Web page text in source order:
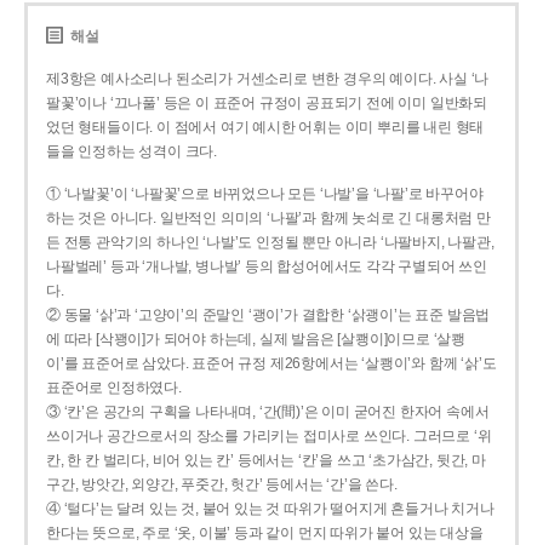
해설
제3항은 예사소리나 된소리가 거센소리로 변한 경우의 예이다. 사실 ‘나
팔꽃’이나 ‘끄나풀’ 등은 이 표준어 규정이 공표되기 전에 이미 일반화되
었던 형태들이다. 이 점에서 여기 예시한 어휘는 이미 뿌리를 내린 형태
들을 인정하는 성격이 크다.
① ‘나발꽃’이 ‘나팔꽃’으로 바뀌었으나 모든 ‘나발’을 ‘나팔’로 바꾸어야
하는 것은 아니다. 일반적인 의미의 ‘나팔’과 함께 놋쇠로 긴 대롱처럼 만
든 전통 관악기의 하나인 ‘나발’도 인정될 뿐만 아니라 ‘나팔바지, 나팔관,
나팔벌레’ 등과 ‘개나발, 병나발’ 등의 합성어에서도 각각 구별되어 쓰인
다.
② 동물 ‘삵’과 ‘고양이’의 준말인 ‘괭이’가 결합한 ‘삵괭이’는 표준 발음법
에 따라 [삭꽹이]가 되어야 하는데, 실제 발음은 [살쾡이]이므로 ‘살쾡
이’를 표준어로 삼았다. 표준어 규정 제26항에서는 ‘살쾡이’와 함께 ‘삵’도
표준어로 인정하였다.
③ ‘칸’은 공간의 구획을 나타내며, ‘간(間)’은 이미 굳어진 한자어 속에서
쓰이거나 공간으로서의 장소를 가리키는 접미사로 쓰인다. 그러므로 ‘위
칸, 한 칸 벌리다, 비어 있는 칸’ 등에서는 ‘칸’을 쓰고 ‘초가삼간, 뒷간, 마
구간, 방앗간, 외양간, 푸줏간, 헛간’ 등에서는 ‘간’을 쓴다.
④ ‘털다’는 달려 있는 것, 붙어 있는 것 따위가 떨어지게 흔들거나 치거나
한다는 뜻으로, 주로 ‘옷, 이불’ 등과 같이 먼지 따위가 붙어 있는 대상을